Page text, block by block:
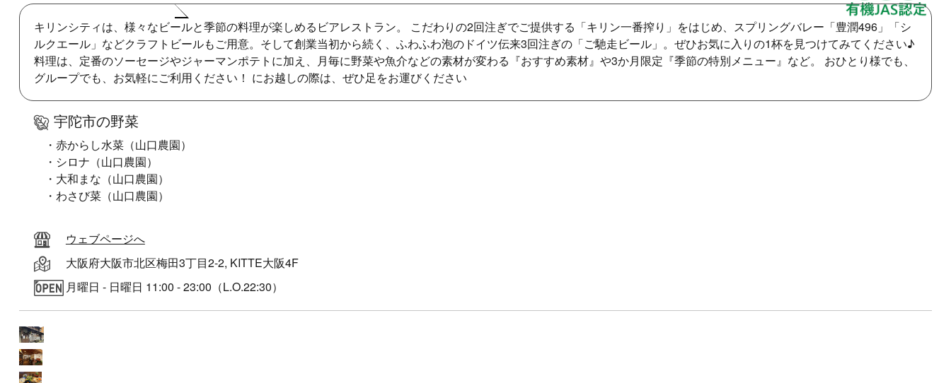
キリンシティは、様々なビールと季節の料理が楽しめるビアレストラン。 こだわりの2回注ぎでご提供する「キリン一番搾り」をはじめ、スプリングバレー「豊潤496」「シ
ルクエール」などクラフトビールもご用意。そして創業当初から続く、ふわふわ泡のドイツ伝来3回注ぎの「ご馳走ビール」。ぜひお気に入りの1杯を見つけてみてください♪
料理は、定番のソーセージやジャーマンポテトに加え、月毎に野菜や魚介などの素材が変わる『おすすめ素材』や3か月限定『季節の特別メニュー』など。 おひとり様でも、
グループでも、お気軽にご利用ください！ にお越しの際は、ぜひ足をお運びください
宇陀市の野菜
・赤からし水菜（山口農園）
・シロナ（山口農園）
・大和まな（山口農園）
・わさび菜（山口農園）
ウェブページへ
大阪府大阪市北区梅田3丁目2-2, KITTE大阪4F
月曜日 - 日曜日 11:00 - 23:00（L.O.22:30）